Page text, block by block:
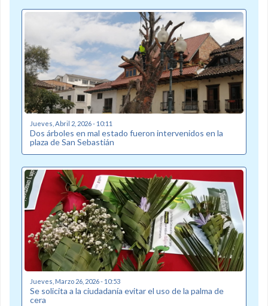
Jueves, Abril 2, 2026 - 10:11
Dos árboles en mal estado fueron intervenidos en la
plaza de San Sebastián
Jueves, Marzo 26, 2026 - 10:53
Se solicita a la ciudadanía evitar el uso de la palma de
cera